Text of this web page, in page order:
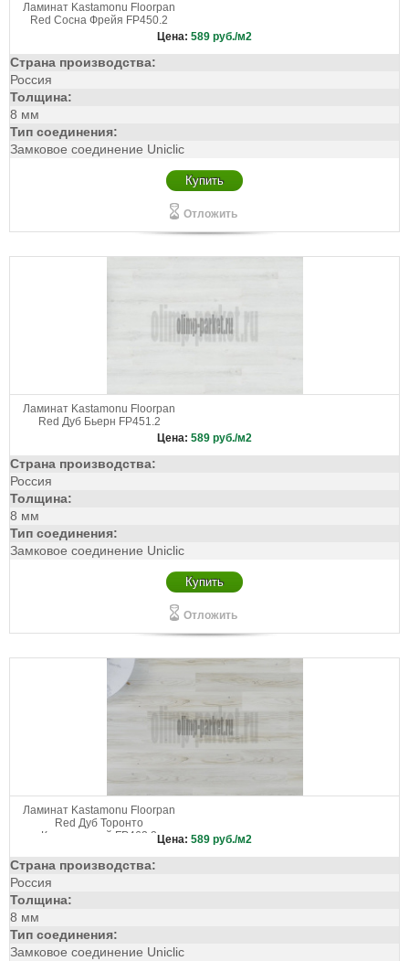
Ламинат Kastamonu Floorpan
Red Сосна Фрейя FP450.2
Цена: 589 руб./м2
Страна производства:
Россия
Толщина:
8 мм
Тип соединения:
Замковое соединение Uniclic
Купить
Отложить
Ламинат Kastamonu Floorpan
Red Дуб Бьерн FP451.2
Цена: 589 руб./м2
Страна производства:
Россия
Толщина:
8 мм
Тип соединения:
Замковое соединение Uniclic
Купить
Отложить
Ламинат Kastamonu Floorpan
Red Дуб Торонто
Классический FP463.2 Цена: 589 руб./м2
Страна производства:
Россия
Толщина:
8 мм
Тип соединения:
Замковое соединение Uniclic